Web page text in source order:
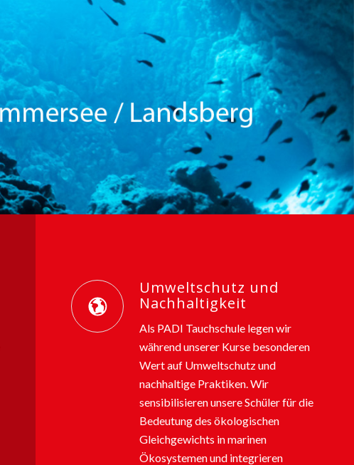
Umweltschutz und
Nachhaltigkeit
Als PADI Tauchschule legen wir
während unserer Kurse besonderen
Wert auf Umweltschutz und
nachhaltige Praktiken. Wir
sensibilisieren unsere Schüler für die
Bedeutung des ökologischen
Gleichgewichts in marinen
Ökosystemen und integrieren